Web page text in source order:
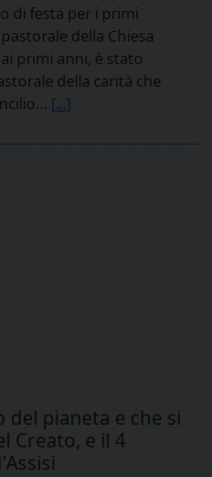
di festa per i primi
della Chiesa
primi anni, è stato
della carità che
[...]
pianeta e che si
Creato, e il 4